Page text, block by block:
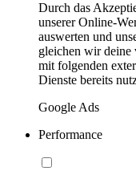
Durch das
unserer Online-
auswerten und
gleichen wir deine
mit folgenden
Dienste bereits
Google Ads
Performance